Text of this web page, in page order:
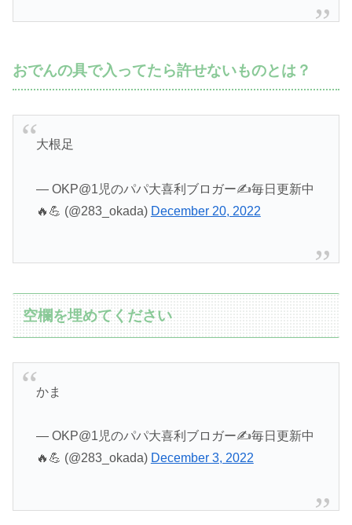
おでんの具で入ってたら許せないものとは？
大根足
— OKP@1児のパパ大喜利ブロガー✍️毎日更新中
🔥💪 (@283_okada) December 20, 2022
空欄を埋めてください
かま
— OKP@1児のパパ大喜利ブロガー✍️毎日更新中
🔥💪 (@283_okada) December 3, 2022